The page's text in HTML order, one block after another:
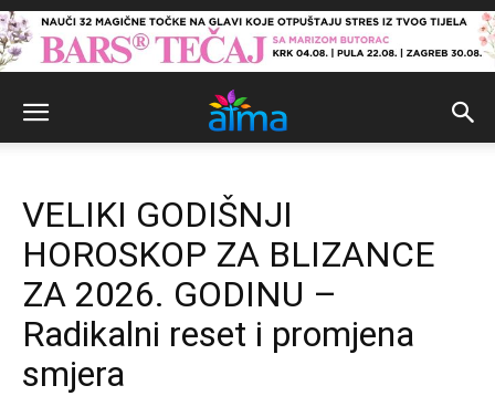
VELIKI GODIŠNJI
HOROSKOP ZA BLIZANCE
ZA 2026. GODINU –
Radikalni reset i promjena
smjera